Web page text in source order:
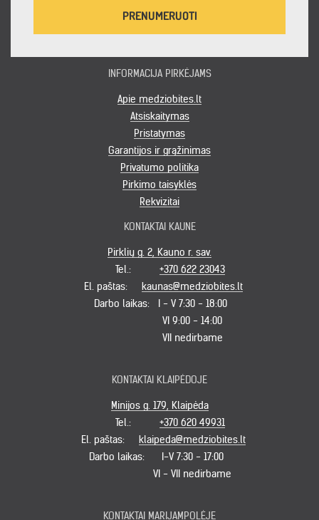
INFORMACIJA PIRKĖJAMS
Apie medziobites.lt
Atsiskaitymas
Pristatymas
Garantijos ir grąžinimas
Privatumo politika
Pirkimo taisyklės
Rekvizitai
PRENUMERUOTI
KONTAKTAI KAUNE
Pirklių g. 2, Kauno r. sav.
Tel.:
+370 622 23043
El. paštas:
kaunas@medziobites.lt
Darbo laikas:
I - V 7:30 - 18:00
VI 9:00 - 14:00
VII nedirbame
KONTAKTAI KLAIPĖDOJE
Minijos g. 179, Klaipėda
Tel.:
+370 620 49931
El. paštas:
klaipeda@medziobites.lt
Darbo laikas:
I-V 7:30 - 17:00
VI - VII nedirbame
KONTAKTAI MARIJAMPOLĖJE